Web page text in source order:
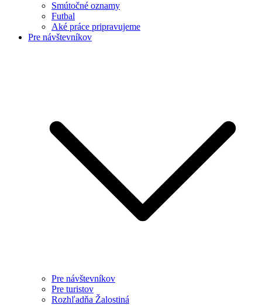
Smútočné oznamy
Futbal
Aké práce pripravujeme
Pre návštevníkov
Pre návštevníkov
Pre turistov
Rozhľadňa Žalostiná